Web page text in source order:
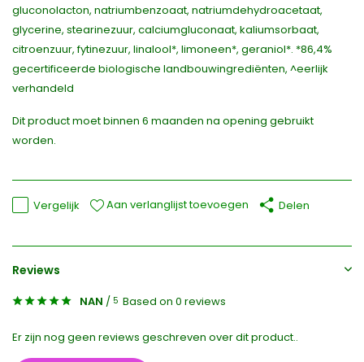
gluconolacton, natriumbenzoaat, natriumdehydroacetaat,
glycerine, stearinezuur, calciumgluconaat, kaliumsorbaat,
citroenzuur, fytinezuur, linalool*, limoneen*, geraniol*. *86,4%
gecertificeerde biologische landbouwingrediënten, ^eerlijk
verhandeld
Dit product moet binnen 6 maanden na opening gebruikt
worden.
Vergelijk Aan verlanglijst toevoegen Delen
Reviews
NAN / 5 Based on 0 reviews
Er zijn nog geen reviews geschreven over dit product..